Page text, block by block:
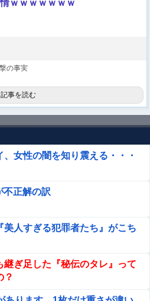
ｗｗｗｗｗｗｗ
の事実
記事を読む
、女性の闇を知り震える・・・
不正解の訳
美人すぎる犯罪者たち』がこち
継ぎ足した『秘伝のタレ』って
？